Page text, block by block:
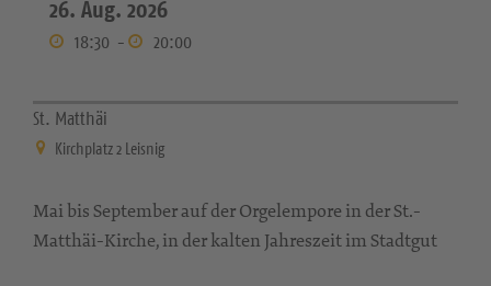
26. Aug. 2026
18:30 - 20:00
St. Matthäi
Kirchplatz 2 Leisnig
Mai bis September auf der Orgelempore in der St.-
Matthäi-Kirche, in der kalten Jahreszeit im Stadtgut